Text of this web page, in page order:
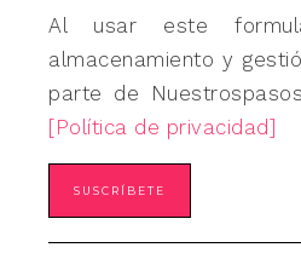
Al usar este
almacenamiento y
parte de
[Política de privacidad]